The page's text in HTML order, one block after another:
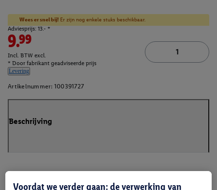
Wees er snel bij! Er zijn nog enkele stuks beschikbaar.
Adviesprijs: 13.- *
9.99
Incl. BTW excl.
* Door fabrikant geadviseerde prijs
Levering
Artikelnummer: 100391727
Beschrijving
Voordat we verder gaan: de verwerking van